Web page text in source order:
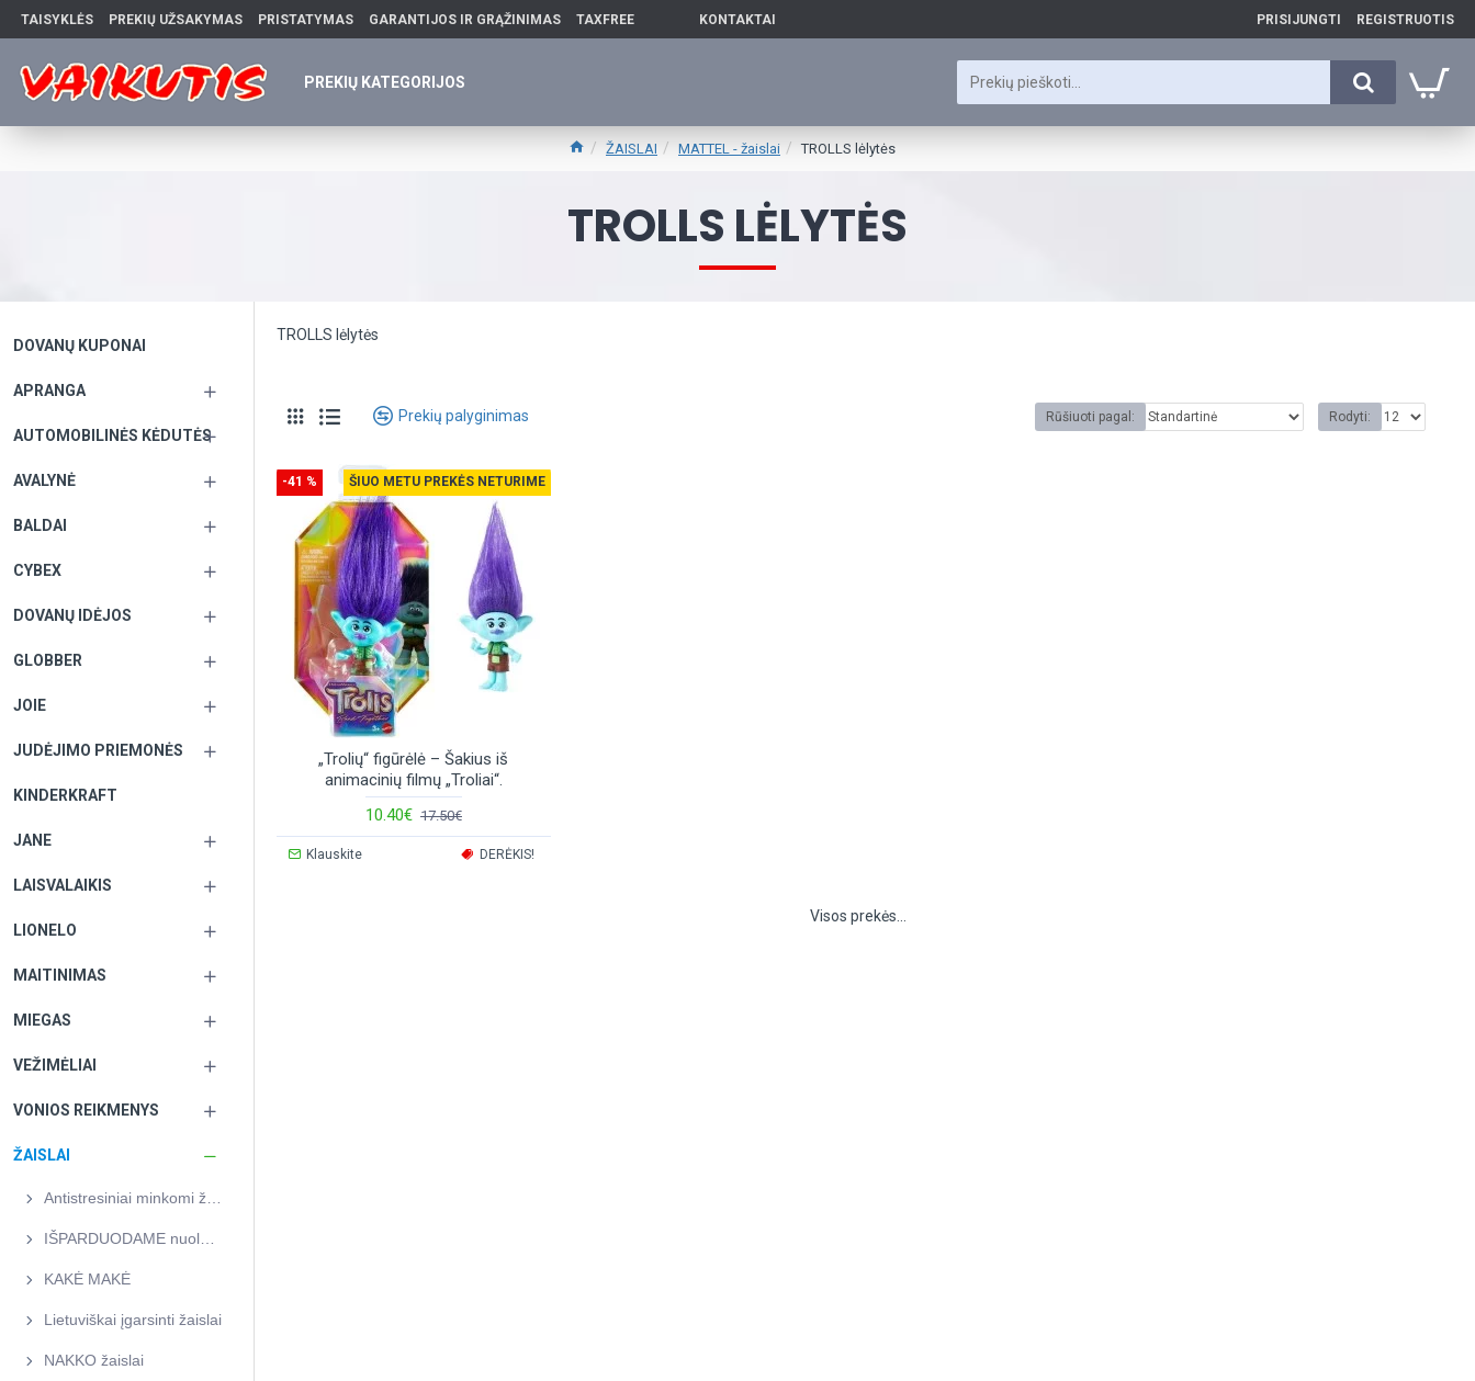
TAISYKLĖS PREKIŲ UŽSAKYMAS PRISTATYMAS GARANTIJOS IR GRĄŽINIMAS TAXFREE KONTAKTAI PRISIJUNGTI REGISTRUOTIS
PREKIŲ KATEGORIJOS
ŽAISLAI MATTEL - žaislai TROLLS lėlytės
TROLLS LĖLYTĖS
DOVANŲ KUPONAI
APRANGA
AUTOMOBILINĖS KĖDUTĖS
AVALYNĖ
BALDAI
CYBEX
DOVANŲ IDĖJOS
GLOBBER
JOIE
JUDĖJIMO PRIEMONĖS
KINDERKRAFT
JANE
LAISVALAIKIS
LIONELO
MAITINIMAS
MIEGAS
VEŽIMĖLIAI
VONIOS REIKMENYS
ŽAISLAI
KAKĖ MAKĖ
Lietuviškai įgarsinti žaislai
NAKKO žaislai
TROLLS lėlytės
Prekių palyginimas Rūšiuoti pagal: Rodyti:
-41 % ŠIUO METU PREKĖS NETURIME
„Trolių“ figūrėlė – Šakius iš
animacinių filmų „Troliai“.
10.40€ 17.50€
Klauskite DERĖKIS!
Visos prekės...